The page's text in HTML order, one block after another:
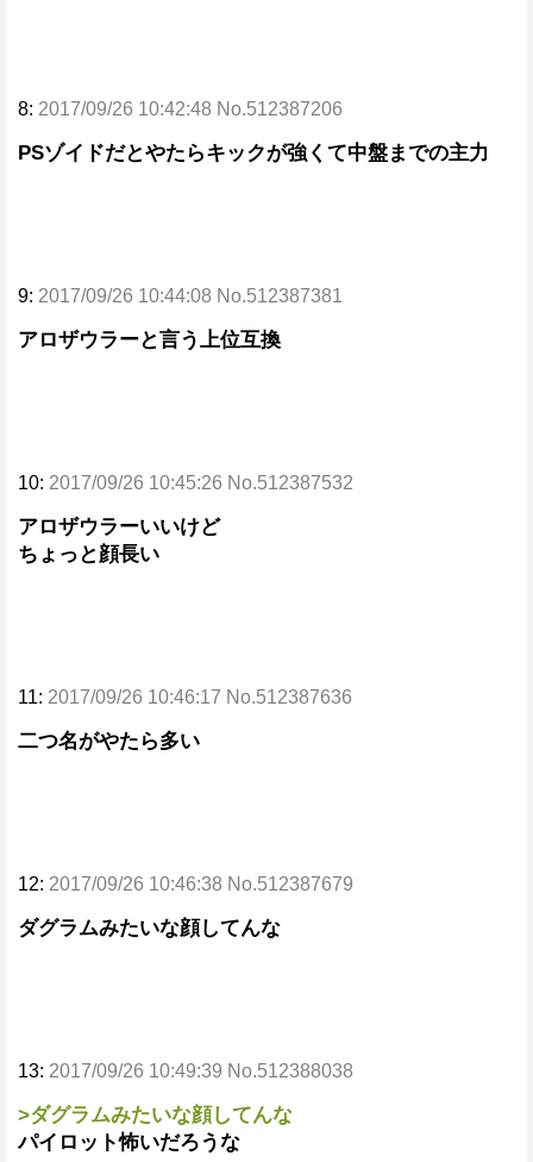
8: 2017/09/26 10:42:48 No.512387206
PSゾイドだとやたらキックが強くて中盤までの主力
9: 2017/09/26 10:44:08 No.512387381
アロザウラーと言う上位互換
10: 2017/09/26 10:45:26 No.512387532
アロザウラーいいけど
ちょっと顔長い
11: 2017/09/26 10:46:17 No.512387636
二つ名がやたら多い
12: 2017/09/26 10:46:38 No.512387679
ダグラムみたいな顔してんな
13: 2017/09/26 10:49:39 No.512388038
>ダグラムみたいな顔してんな
パイロット怖いだろうな